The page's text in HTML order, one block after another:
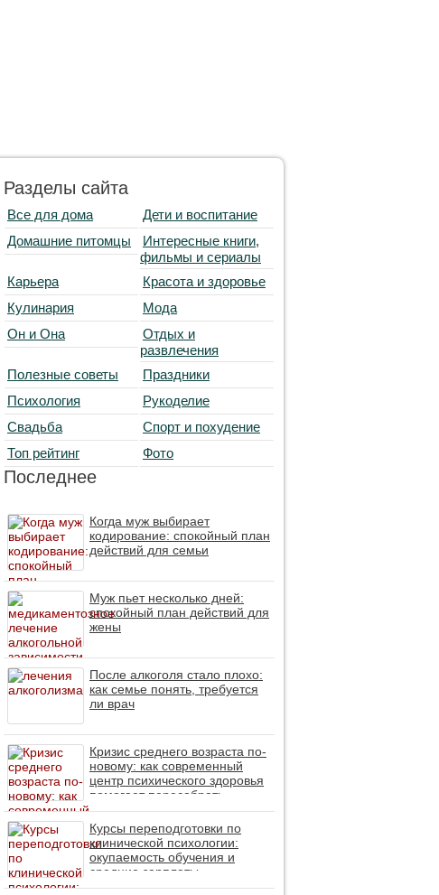
Разделы сайта
Все для дома
Дети и воспитание
Домашние питомцы
Интересные книги,
фильмы и сериалы
Карьера
Красота и здоровье
Кулинария
Мода
Он и Она
Отдых и
развлечения
Полезные советы
Праздники
Психология
Рукоделие
Свадьба
Спорт и похудение
Топ рейтинг
Фото
Последнее
Когда муж выбирает
кодирование: спокойный план
действий для семьи
Муж пьет несколько дней:
спокойный план действий для
жены
После алкоголя стало плохо:
как семье понять, требуется
ли врач
Кризис среднего возраста по-
новому: как современный
центр психического здоровья
помогает пересобрать
личность без таблеток (методы
ДПДГ и КПТ)
Курсы переподготовки по
клинической психологии:
окупаемость обучения и
средние зарплаты
специалистов в 2026 году